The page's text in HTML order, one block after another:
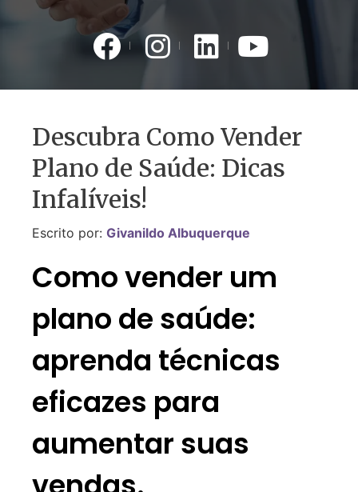
Descubra Como Vender
Plano de Saúde: Dicas
Infalíveis!
Escrito por: Givanildo Albuquerque
Como vender um
plano de saúde:
aprenda técnicas
eficazes para
aumentar suas